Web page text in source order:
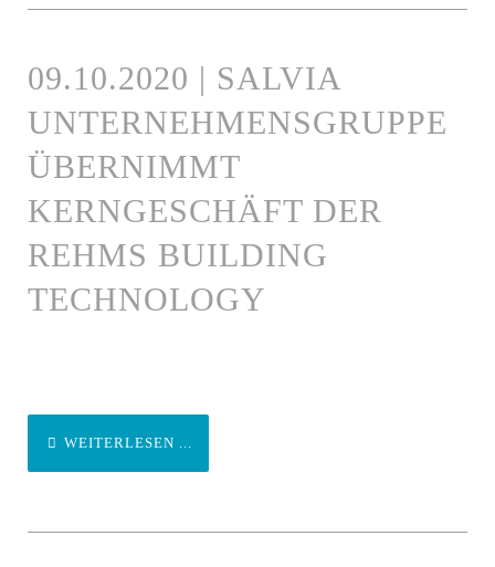
09.10.2020 | SALVIA
UNTERNEHMENSGRUPPE
ÜBERNIMMT
KERNGESCHÄFT DER
REHMS BUILDING
TECHNOLOGY
WEITERLESEN ...